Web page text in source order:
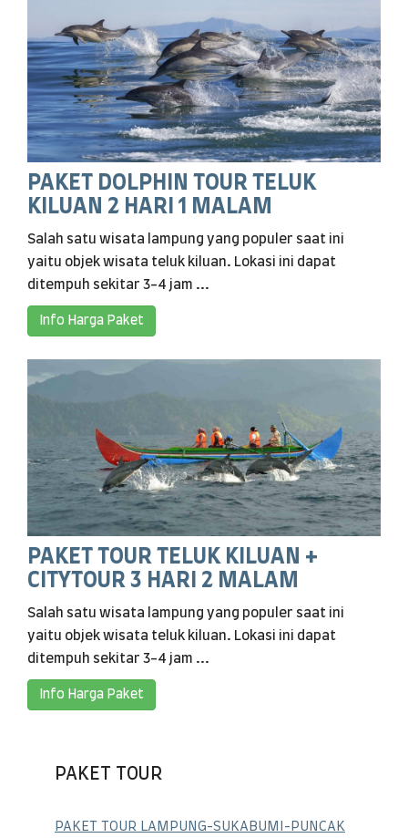
PAKET DOLPHIN TOUR TELUK
KILUAN 2 HARI 1 MALAM
Salah satu wisata lampung yang populer saat ini
yaitu objek wisata teluk kiluan. Lokasi ini dapat
ditempuh sekitar 3-4 jam ...
Info Harga Paket
PAKET TOUR TELUK KILUAN +
CITYTOUR 3 HARI 2 MALAM
Salah satu wisata lampung yang populer saat ini
yaitu objek wisata teluk kiluan. Lokasi ini dapat
ditempuh sekitar 3-4 jam ...
Info Harga Paket
PAKET TOUR
PAKET TOUR LAMPUNG-SUKABUMI-PUNCAK